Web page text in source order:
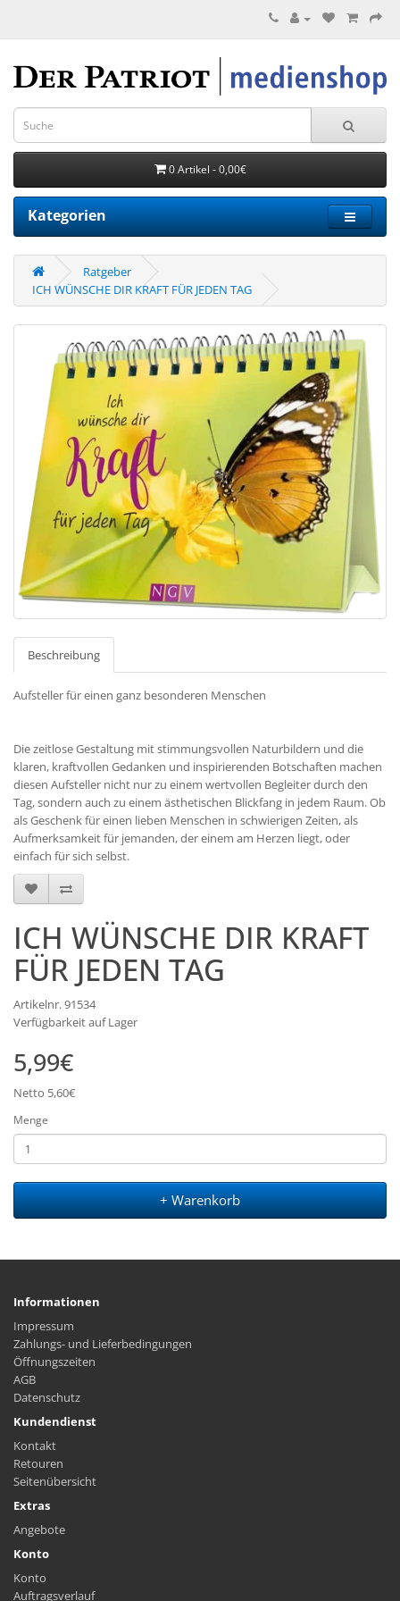
0 Artikel - 0,00€
Kategorien
Ratgeber
ICH WÜNSCHE DIR KRAFT FÜR JEDEN TAG
Beschreibung
Aufsteller für einen ganz besonderen Menschen
Die zeitlose Gestaltung mit stimmungsvollen Naturbildern und die
klaren, kraftvollen Gedanken und inspirierenden Botschaften machen
diesen Aufsteller nicht nur zu einem wertvollen Begleiter durch den
Tag, sondern auch zu einem ästhetischen Blickfang in jedem Raum. Ob
als Geschenk für einen lieben Menschen in schwierigen Zeiten, als
Aufmerksamkeit für jemanden, der einem am Herzen liegt, oder
einfach für sich selbst.
ICH WÜNSCHE DIR KRAFT
FÜR JEDEN TAG
Artikelnr. 91534
Verfügbarkeit auf Lager
5,99€
Netto 5,60€
Menge
+ Warenkorb
Informationen
Impressum
Zahlungs- und Lieferbedingungen
Öffnungszeiten
AGB
Datenschutz
Kundendienst
Kontakt
Retouren
Seitenübersicht
Extras
Angebote
Konto
Konto
Auftragsverlauf